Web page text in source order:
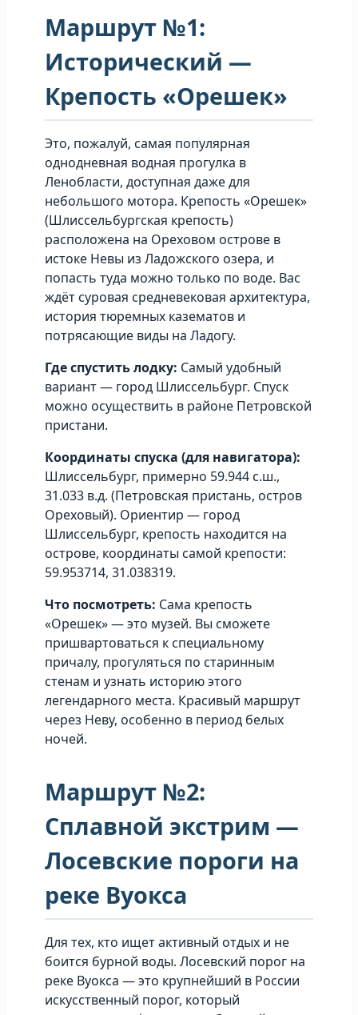
Маршрут №1:
Исторический —
Крепость «Орешек»
Это, пожалуй, самая популярная
однодневная водная прогулка в
Ленобласти, доступная даже для
небольшого мотора. Крепость «Орешек»
(Шлиссельбургская крепость)
расположена на Ореховом острове в
истоке Невы из Ладожского озера, и
попасть туда можно только по воде. Вас
ждёт суровая средневековая архитектура,
история тюремных казематов и
потрясающие виды на Ладогу.
Где спустить лодку: Самый удобный
вариант — город Шлиссельбург. Спуск
можно осуществить в районе Петровской
пристани.
Координаты спуска (для навигатора):
Шлиссельбург, примерно 59.944 с.ш.,
31.033 в.д. (Петровская пристань, остров
Ореховый). Ориентир — город
Шлиссельбург, крепость находится на
острове, координаты самой крепости:
59.953714, 31.038319.
Что посмотреть: Сама крепость
«Орешек» — это музей. Вы сможете
пришвартоваться к специальному
причалу, прогуляться по старинным
стенам и узнать историю этого
легендарного места. Красивый маршрут
через Неву, особенно в период белых
ночей.
Маршрут №2:
Сплавной экстрим —
Лосевские пороги на
реке Вуокса
Для тех, кто ищет активный отдых и не
боится бурной воды. Лосевский порог на
реке Вуокса — это крупнейший в России
искусственный порог, который